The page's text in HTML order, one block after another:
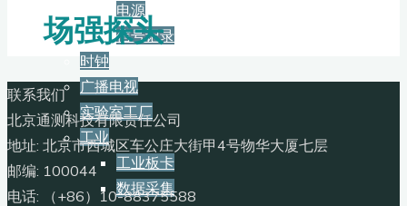
电源
信号记录
时钟
广播电视
实验室工厂
工业
工业板卡
数据采集
场强探头
联系我们
北京通测科技有限责任公司
地址: 北京市西城区车公庄大街甲4号物华大厦七层
邮编: 100044
电话: （+86）10-88375588